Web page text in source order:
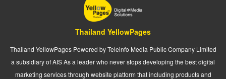
Thailand YellowPages
Thailand YellowPages Powered by Teleinfo Media Public Company Limited
a subsidiary of AIS As a leader who never stops developing the best digital
marketing services through website platform that including products and